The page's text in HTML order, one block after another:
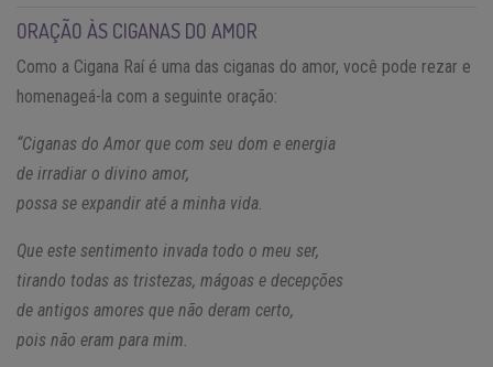
ORAÇÃO ÀS CIGANAS DO AMOR
Como a Cigana Raí é uma das ciganas do amor, você pode rezar e
homenageá-la com a seguinte oração:
“Ciganas do Amor que com seu dom e energia
de irradiar o divino amor,
possa se expandir até a minha vida.
Que este sentimento invada todo o meu ser,
tirando todas as tristezas, mágoas e decepções
de antigos amores que não deram certo,
pois não eram para mim.